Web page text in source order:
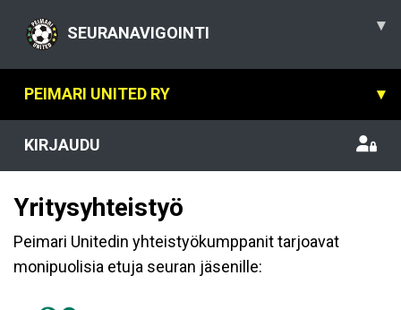
SEURANAVIGOINTI ▾
PEIMARI UNITED RY ▾
KIRJAUDU
Yritysyhteistyö
Peimari Unitedin yhteistyökumppanit tarjoavat
monipuolisia etuja seuran jäsenille: